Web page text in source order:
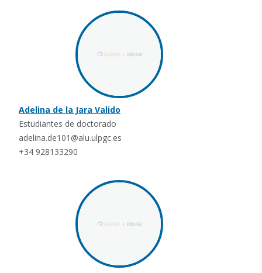
Adelina de la Jara Valido
Estudiantes de doctorado
adelina.de101@alu.ulpgc.es
+34 928133290